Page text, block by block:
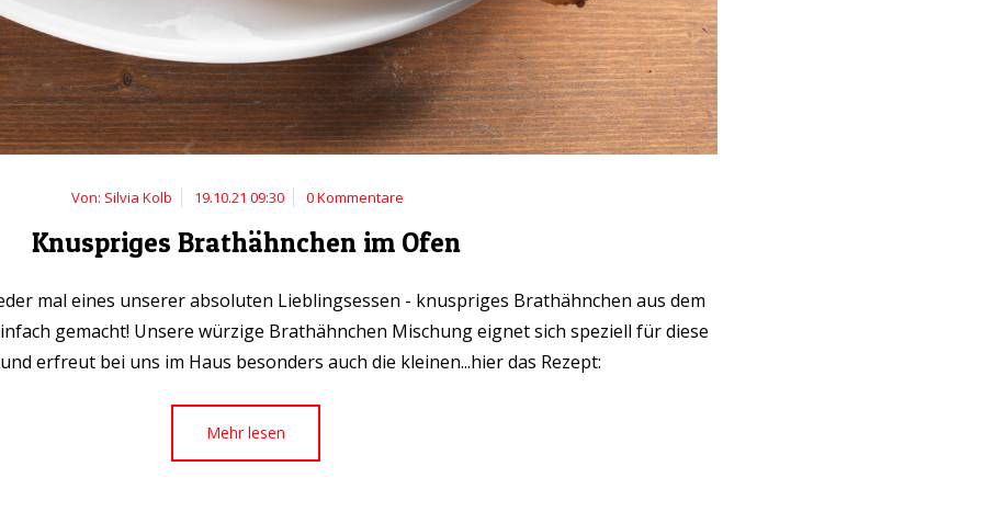
Von: Silvia Kolb 19.10.21 09:30 0 Kommentare
Knuspriges Brathähnchen im Ofen
mal eines unserer absoluten Lieblingsessen - knuspriges Brathähnchen aus dem
gemacht! Unsere würzige Brathähnchen Mischung eignet sich speziell für diese
erfreut bei uns im Haus besonders auch die kleinen...hier das Rezept:
Mehr lesen